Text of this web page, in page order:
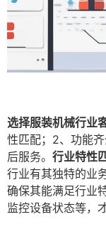
选择服装机械行业
性匹配；2、功能
后服务。 行业特性
行业有其独特的业
确保其能满足行业
监控设备状态等，